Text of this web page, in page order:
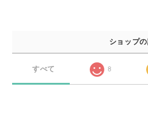
ショップ
すべて 8